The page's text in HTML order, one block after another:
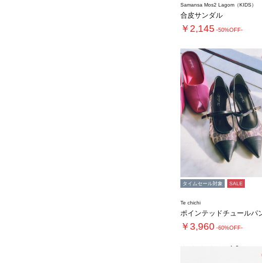
Samansa Mos2 Lagom（KIDS）
合皮サンダル
￥2,145 -50%OFF-
タイムセール対象 SALE
Te chichi
￥3,960 -60%OFF-
4.0